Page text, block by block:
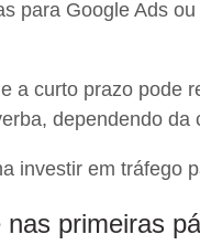
para Google Ads
a curto prazo pode
dependendo da
investir em tráfego
primeiras